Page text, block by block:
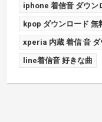
iphone 着信音 ダウン
kpop ダウンロード 無
xperia 内蔵 着信 音 ダ
line着信音 好きな曲